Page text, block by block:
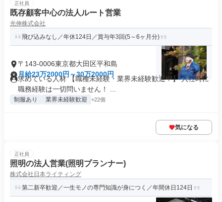
正社員
既存顧客中心の法人ルート営業
光伸株式会社
飛び込みなし／年休124日／賞与年3回(5～6ヶ月分)
〒143-0006東京都大田区平和島
月給23万2000円～30万2000円
求めている人材 【職種未経験・業界未経験歓迎！】 入社時に
職務経験は一切問いません！ ...
制服あり 業界未経験歓迎 +22個
気になる
正社員
照明の法人営業(照明プランナー)
株式会社日本ライティング
第二新卒歓迎／一生モノの専門知識が身につく／年間休日124日